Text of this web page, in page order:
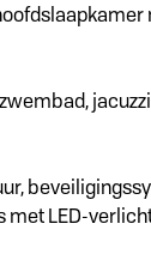
LED-